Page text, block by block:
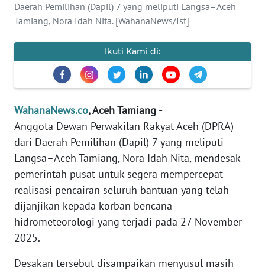
Daerah Pemilihan (Dapil) 7 yang meliputi Langsa–Aceh
Tamiang, Nora Idah Nita. [WahanaNews/Ist]
Ikuti Kami di:
WahanaNews.co, Aceh Tamiang -
Anggota Dewan Perwakilan Rakyat Aceh (DPRA)
dari Daerah Pemilihan (Dapil) 7 yang meliputi
Langsa–Aceh Tamiang, Nora Idah Nita, mendesak
pemerintah pusat untuk segera mempercepat
realisasi pencairan seluruh bantuan yang telah
dijanjikan kepada korban bencana
hidrometeorologi yang terjadi pada 27 November
2025.
Desakan tersebut disampaikan menyusul masih
OPINI
INDEKS
BERITA
KAMI
INFO
IKLAN
TENTANG